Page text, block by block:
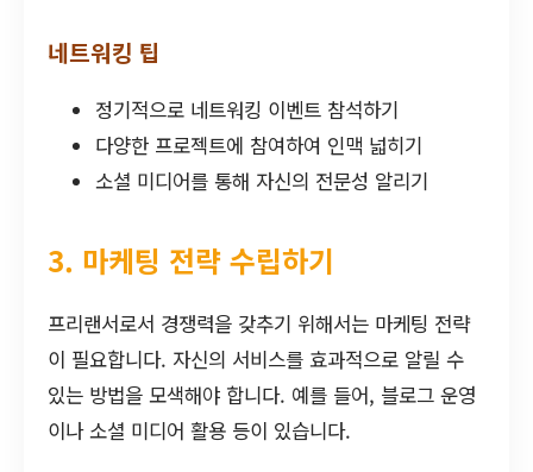
네트워킹 팁
정기적으로 네트워킹 이벤트 참석하기
다양한 프로젝트에 참여하여 인맥 넓히기
소셜 미디어를 통해 자신의 전문성 알리기
3. 마케팅 전략 수립하기
프리랜서로서 경쟁력을 갖추기 위해서는 마케팅 전략
이 필요합니다. 자신의 서비스를 효과적으로 알릴 수
있는 방법을 모색해야 합니다. 예를 들어, 블로그 운영
이나 소셜 미디어 활용 등이 있습니다.